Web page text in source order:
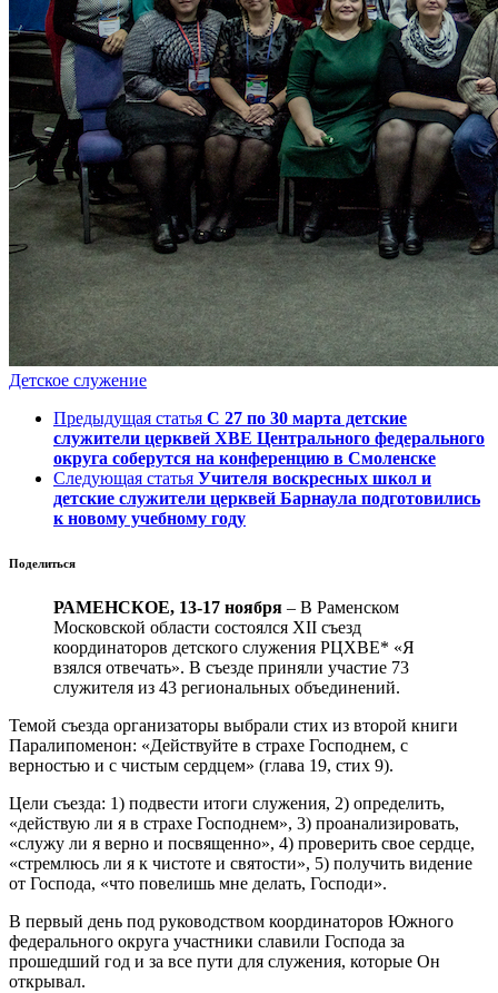
Детское служение
Предыдущая статья С 27 по 30 марта детские
служители церквей ХВЕ Центрального федерального
округа соберутся на конференцию в Смоленске
Следующая статья Учителя воскресных школ и
детские служители церквей Барнаула подготовились
к новому учебному году
Поделиться
РАМЕНСКОЕ, 13-17 ноября – В Раменском
Московской области состоялся XII съезд
координаторов детского служения РЦХВЕ* «Я
взялся отвечать». В съезде приняли участие 73
служителя из 43 региональных объединений.
Темой съезда организаторы выбрали стих из второй книги
Паралипоменон: «Действуйте в страхе Господнем, с
верностью и с чистым сердцем» (глава 19, стих 9).
Цели съезда: 1) подвести итоги служения, 2) определить,
«действую ли я в страхе Господнем», 3) проанализировать,
«служу ли я верно и посвященно», 4) проверить свое сердце,
«стремлюсь ли я к чистоте и святости», 5) получить видение
от Господа, «что повелишь мне делать, Господи».
В первый день под руководством координаторов Южного
федерального округа участники славили Господа за
прошедший год и за все пути для служения, которые Он
открывал.